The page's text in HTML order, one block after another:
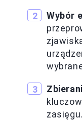
Wybór